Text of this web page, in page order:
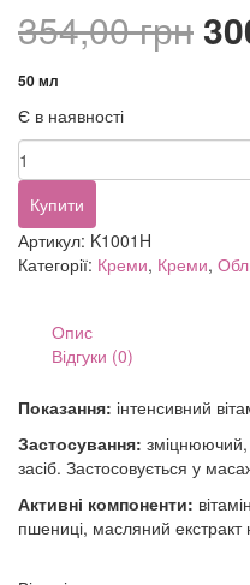
354,00грн
50 мл
Є в наявності
Dr.Kraut
Massage
cream
neutral
-
face
кількість
Купити
Артикул: K1001H
Категорії: Креми, Креми,
Опис
Відгуки (0)
Показання: інтенсивний
Застосування:
засіб. Застосовується у
Активні компоненти:
пшениці, масляний екстракт